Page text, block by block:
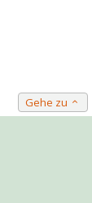
Gehe zu